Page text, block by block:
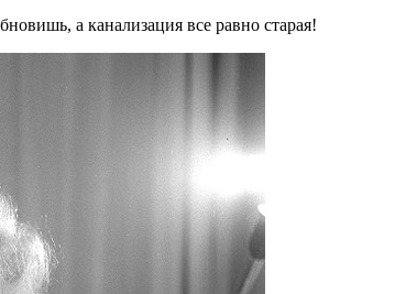
а канализация все равно старая!